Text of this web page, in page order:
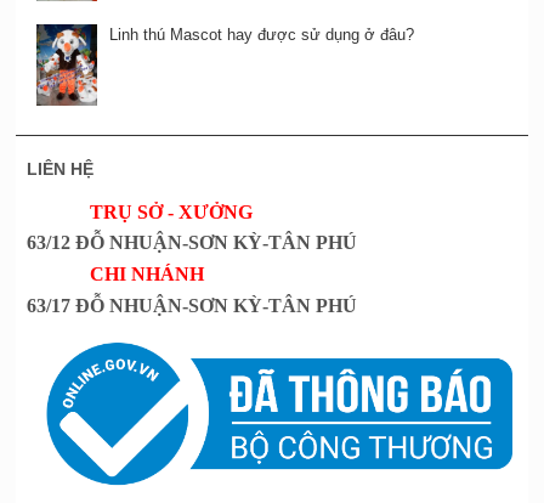
Linh thú Mascot hay được sử dụng ở đâu?
LIÊN HỆ
TRỤ SỞ - XƯỞNG
63/12 ĐỖ NHUẬN-SƠN KỲ-TÂN PHÚ
CHI NHÁNH
63/17 ĐỖ NHUẬN-SƠN KỲ-TÂN PHÚ